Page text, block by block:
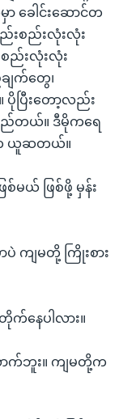
ခေါင်းဆောင်တ
းစည်းလုံးလုံး
စည်းလုံးလုံး
ျက်တွေ၊
ပိုပြီးတော့လည်း
တယ်။ ဒီမိုကရေ
က ယူဆတယ်။
မယ် ဖြစ်ဖို့ မှန်း
ပဲ ကျမတို့ ကြိုးစား
က်နေပါလား။
ာက်ဘူး။ ကျမတို့က